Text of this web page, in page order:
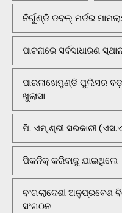
ନିର୍ଗୁଣ୍ଡି ଡବଲ୍ ମର୍ଡର
ପାଟନାରେ ସର୍ବସାଧାରଣ
ପାରଳାଖେମୁଣ୍ଡି ପୁଲିସର
ଖୁଲାସା
ପି. ଏମ୍.ଶ୍ରୀ ସରକାରୀ
ପିକନିକ୍‌ କରିବାକୁ ଯାଇଥିଲେ
ବଂଗଲାଦେଶୀ ଅନୁପ୍ରବେଶ
ସଂଗଠନ